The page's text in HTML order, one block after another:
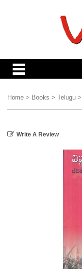
Home > Books > Telugu >
Write A Review